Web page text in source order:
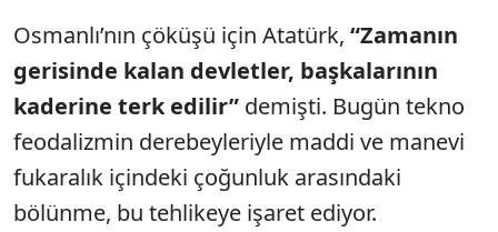
Osmanlı’nın çöküşü için Atatürk, “Zamanın
gerisinde kalan devletler, başkalarının
kaderine terk edilir” demişti. Bugün tekno
feodalizmin derebeyleriyle maddi ve manevi
fukaralık içindeki çoğunluk arasındaki
bölünme, bu tehlikeye işaret ediyor.